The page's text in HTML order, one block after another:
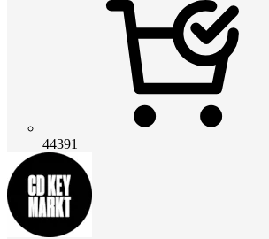
44391